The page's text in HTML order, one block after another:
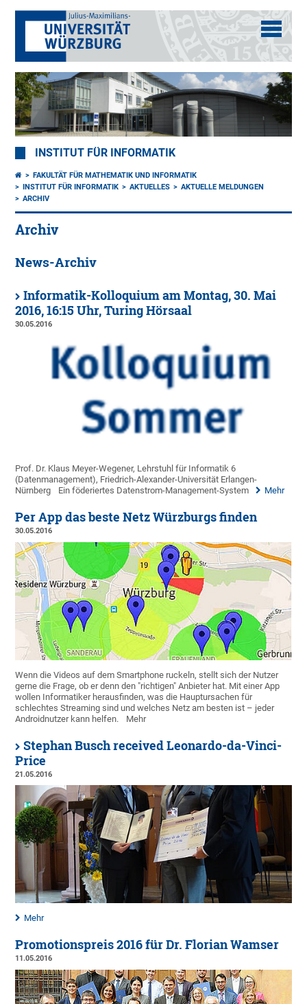
INSTITUT FÜR INFORMATIK
FAKULTÄT FÜR MATHEMATIK UND INFORMATIK
INSTITUT FÜR INFORMATIK
AKTUELLES
AKTUELLE MELDUNGEN
ARCHIV
Archiv
News-Archiv
Informatik-Kolloquium am Montag, 30. Mai
2016, 16:15 Uhr, Turing Hörsaal
30.05.2016
Prof. Dr. Klaus Meyer-Wegener, Lehrstuhl für Informatik 6
(Datenmanagement), Friedrich-Alexander-Universität Erlangen-
Nürnberg
Ein föderiertes Datenstrom-Management-System Mehr
Per App das beste Netz Würzburgs finden
30.05.2016
Wenn die Videos auf dem Smartphone ruckeln, stellt sich der Nutzer
gerne die Frage, ob er denn den "richtigen" Anbieter hat. Mit einer App
wollen Informatiker herausfinden, was die Hauptursachen für
schlechtes Streaming sind und welches Netz am besten ist – jeder
Androidnutzer kann helfen.
Mehr
Stephan Busch received Leonardo-da-Vinci-
Price
21.05.2016
Mehr
Promotionspreis 2016 für Dr. Florian Wamser
11.05.2016